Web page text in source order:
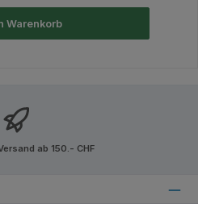
Warenkorb
ab 150.- CHF